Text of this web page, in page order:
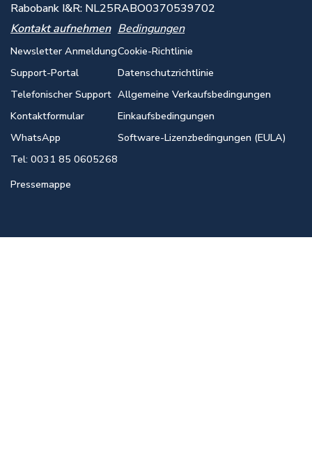
Rabobank I&R: NL25RABO0370539702
Kontakt aufnehmen
Newsletter Anmeldung
Support-Portal
Telefonischer Support
Kontaktformular
WhatsApp
Tel: 0031 85 0605268
Bedingungen
Cookie-Richtlinie
Datenschutzrichtlinie
Allgemeine Verkaufsbedingungen
Einkaufsbedingungen
Software-Lizenzbedingungen (EULA)
Pressemappe